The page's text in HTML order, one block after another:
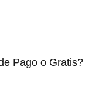
Pago o Gratis?